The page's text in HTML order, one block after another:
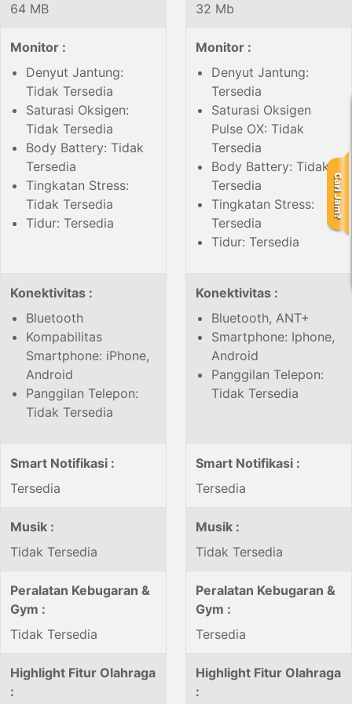
64 MB
32 Mb
Monitor :
Denyut Jantung:
Tidak Tersedia
Saturasi Oksigen:
Tidak Tersedia
Body Battery: Tidak
Tersedia
Tingkatan Stress:
Tidak Tersedia
Tidur: Tersedia
Monitor :
Denyut Jantung:
Tersedia
Saturasi Oksigen
Pulse OX: Tidak
Tersedia
Body Battery: Tidak
Tersedia
Tingkatan Stress:
Tersedia
Tidur: Tersedia
Konektivitas :
Bluetooth
Kompabilitas
Smartphone: iPhone,
Android
Panggilan Telepon:
Tidak Tersedia
Konektivitas :
Bluetooth, ANT+
Smartphone: Iphone,
Android
Panggilan Telepon:
Tidak Tersedia
Smart Notifikasi :
Tersedia
Smart Notifikasi :
Tersedia
Musik :
Tidak Tersedia
Musik :
Tidak Tersedia
Peralatan Kebugaran &
Gym :
Tidak Tersedia
Peralatan Kebugaran &
Gym :
Tersedia
Highlight Fitur Olahraga
:
Highlight Fitur Olahraga
: